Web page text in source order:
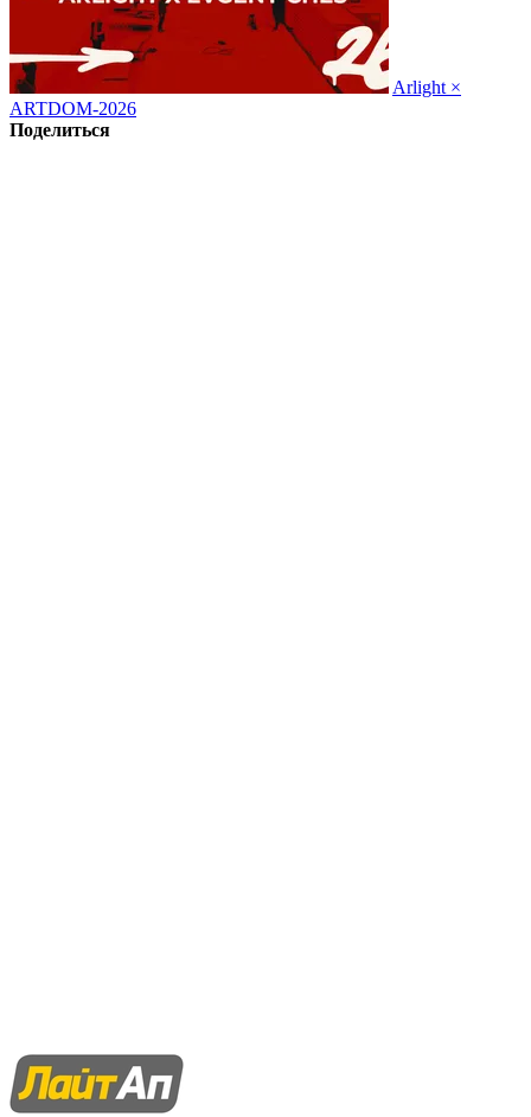
Arlight ×
ARTDOM-2026
Поделиться